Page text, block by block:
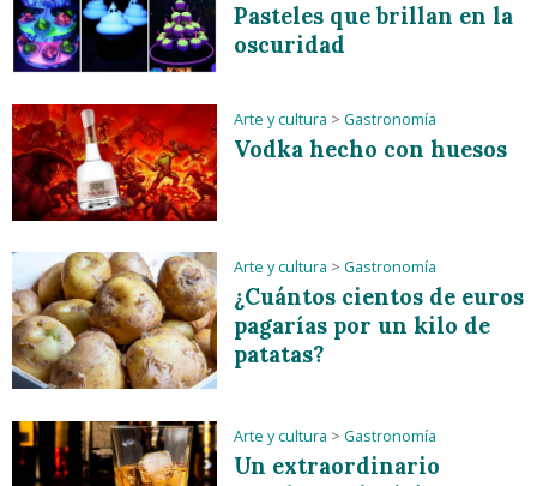
Pasteles que brillan en la
oscuridad
Arte y cultura > Gastronomía
Vodka hecho con huesos
Arte y cultura > Gastronomía
¿Cuántos cientos de euros
pagarías por un kilo de
patatas?
Arte y cultura > Gastronomía
Un extraordinario